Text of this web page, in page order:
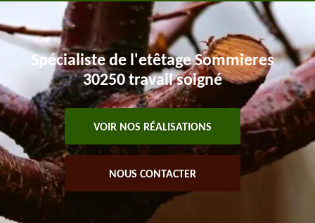
Spécialiste de l'etêtage Sommieres
30250 travail soigné
VOIR NOS RÉALISATIONS
NOUS CONTACTER